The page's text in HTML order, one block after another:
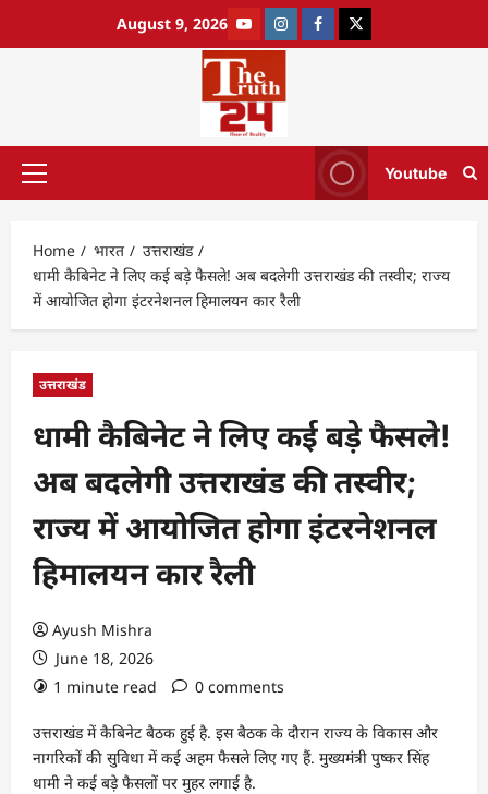
August 9, 2026
Youtube
Home भारत
उत्तराखंड
धामी कैबिनेट ने लिए कई बड़े फैसले! अब बदलेगी उत्तराखंड की तस्वीर; राज्य
में आयोजित होगा इंटरनेशनल हिमालयन कार रैली
उत्तराखंड
धामी कैबिनेट ने लिए कई बड़े फैसले!
अब बदलेगी उत्तराखंड की तस्वीर;
राज्य में आयोजित होगा इंटरनेशनल
हिमालयन कार रैली
Ayush Mishra
June 18, 2026
1 minute read
0 comments
उत्तराखंड में कैबिनेट बैठक हुई है. इस बैठक के दौरान राज्य के विकास और
नागरिकों की सुविधा में कई अहम फैसले लिए गए हैं. मुख्यमंत्री पुष्कर सिंह
धामी ने कई बड़े फैसलों पर मुहर लगाई है.